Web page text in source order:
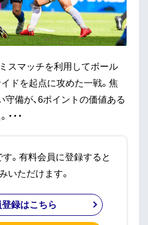
スマッチを利用してボール
ドを起点に攻めた一戦。焦
備が、6ポイントの価値ある
・・
。有料会員に登録すると
いただけます。
録はこちら